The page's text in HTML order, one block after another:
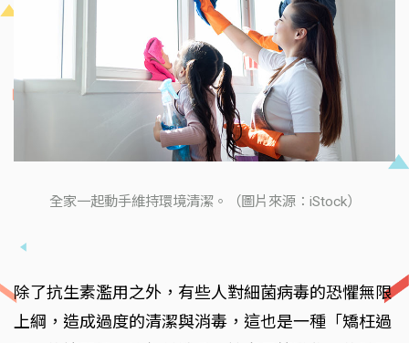
全家一起動手維持環境清潔。（圖片來源：iStock）
除了抗生素濫用之外，有些人對細菌病毒的恐懼無限
上綱，造成過度的清潔與消毒，這也是一種「矯枉過